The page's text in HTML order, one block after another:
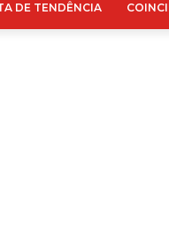
DE TENDÊNCIA